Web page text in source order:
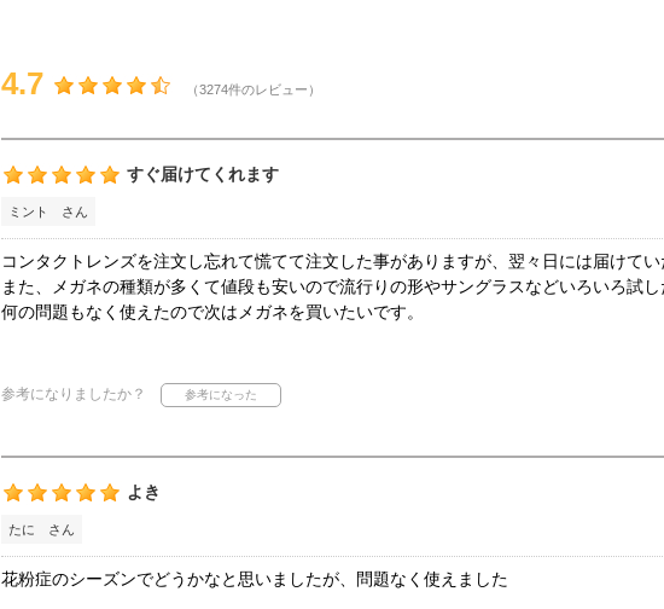
4.7 （3274件のレビュー）
すぐ届けてくれます
ミント さん
コンタクトレンズを注文し忘れて慌てて注文した事がありますが、翌々日には届けてい
また、メガネの種類が多くて値段も安いので流行りの形やサングラスなどいろいろ試
何の問題もなく使えたので次はメガネを買いたいです。
参考になりましたか？
よき
たに さん
花粉症のシーズンでどうかなと思いましたが、問題なく使えました